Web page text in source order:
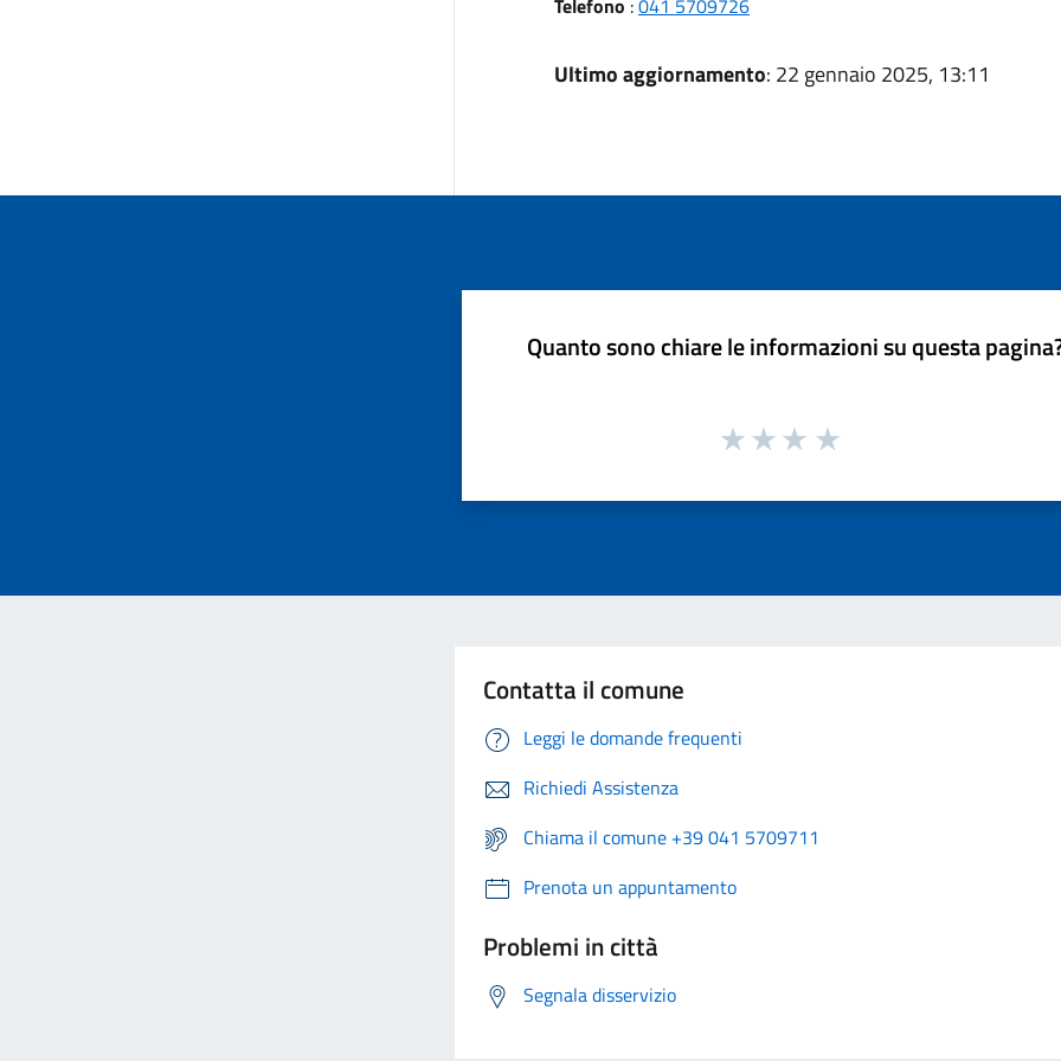
Telefono :041 5709726
Ultimo aggiornamento: 22 gennaio 2025, 13:11
Quanto sono chiare le informazioni su questa
Contatta il comune
Leggi le domande frequenti
Richiedi Assistenza
Chiama il comune +39 041 5709711
Prenota un appuntamento
Problemi in città
Segnala disservizio